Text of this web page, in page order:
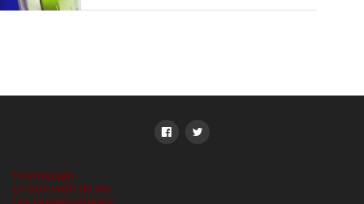
Homepage
Le bon web du vin
Les bonnes étapes